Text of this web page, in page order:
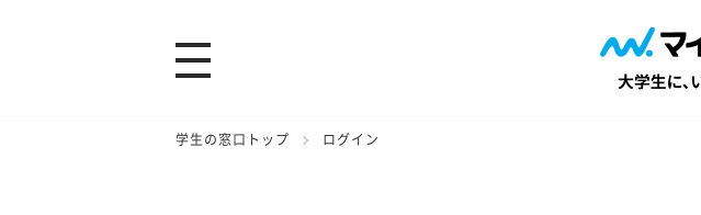
学生の窓口トップ ログイン